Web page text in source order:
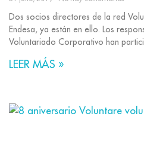
Dos socios directores de la red
Endesa, ya están en ello. Los
Voluntariado Corporativo han
LEER MÁS »